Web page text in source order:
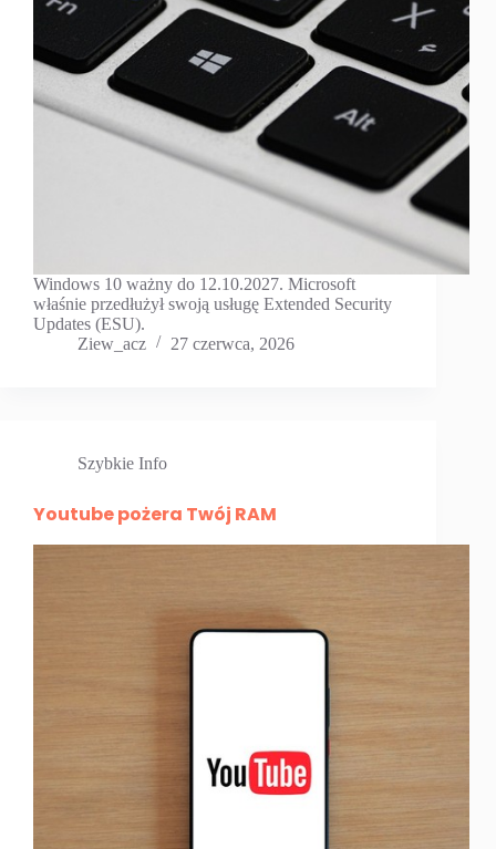
Windows 10 ważny do 12.10.2027. Microsoft
właśnie przedłużył swoją usługę Extended Security
Updates (ESU).
Ziew_acz
27 czerwca, 2026
Szybkie Info
Youtube pożera Twój RAM